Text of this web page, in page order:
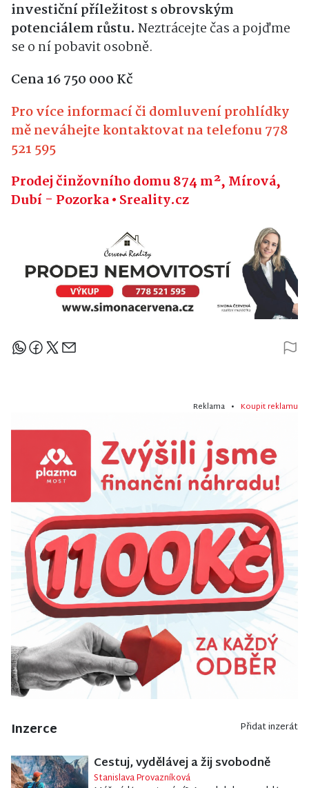
investiční příležitost s obrovským
potenciálem růstu. Neztrácejte čas a pojďme
se o ní pobavit osobně.
Cena 16 750 000 Kč
Pro více informací či domluvení prohlídky
mě neváhejte kontaktovat na telefonu 778
521 595
Prodej činžovního domu 874 m², Mírová,
Dubí - Pozorka • Sreality.cz
Sdílejte článek
Reklama • Koupit reklamu
Inzerce Přidat inzerát
Cestuj, vydělávej a žij svobodně
Stanislava Provazníková